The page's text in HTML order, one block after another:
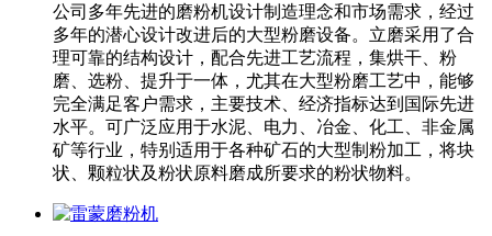
公司多年先进的磨粉机设计制造理念和市场需求，经过
多年的潜心设计改进后的大型粉磨设备。立磨采用了合
理可靠的结构设计，配合先进工艺流程，集烘干、粉
磨、选粉、提升于一体，尤其在大型粉磨工艺中，能够
完全满足客户需求，主要技术、经济指标达到国际先进
水平。可广泛应用于水泥、电力、冶金、化工、非金属
矿等行业，特别适用于各种矿石的大型制粉加工，将块
状、颗粒状及粉状原料磨成所要求的粉状物料。